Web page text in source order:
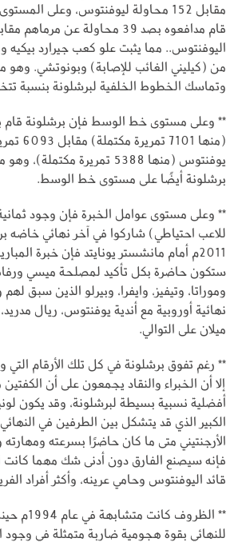
مقابل 152 محاولة ليوفنتوس، وعلى
اليوفنتوس.. مما يثبت علو كعب جيرارد بيكيه
من (كيليني الغائب للإصابة) وبونوتشي. وهو
وتماسك الخطوط الخلفية لبرشلونة بنسبة
(منها
يوفنتوس (منها 5388 تمريرة
برشلونة أيضًا على مستوى خط الوسط.
** وعلى مستوى عوامل الخبرة فإن وجود
للاعب احتياطي) شاركوا في آخر نهائي خاضه
2011م أمام مانشستر يونايتد فإن خبرة
ستكون حاضرة بكل تأكيد لمصلحة ميسي
وموراتا، وتيفيز، وايفرا، وبيرلو الذين سبق
نهائية أوروبية مع أندية يوفنتوس، ريال
ميلان على التوالي.
** رغم تفوق برشلونة في كل تلك الأرقام التي
إلا أن الخبراء والنقاد يجمعون على أن
أفضلية نسبية بسيطة لبرشلونة، وقد يكون
الكبير الذي قد يتشكل بين الطرفين في
الأرجنتيني متى ما كان حاضرًا بسرعته ومهارته
فإنه سيصنع الفارق دون أدنى شك مهما كانت
قائد اليوفنتوس وحامي عرينه، وأكثر أفراد
** الظروف
للنهائي بقوة هجومية ضاربة متمثلة في وجود